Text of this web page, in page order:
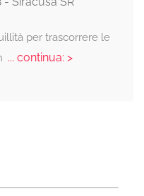
per trascorrere le
... continua: >